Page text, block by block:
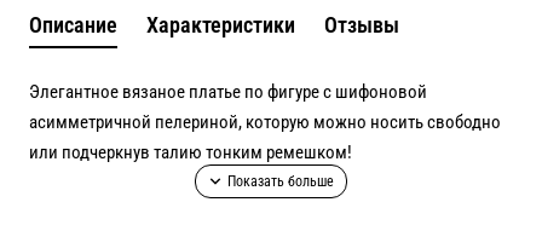
Описание Характеристики Отзывы
Элегантное вязаное платье по фигуре с шифоновой
асимметричной пелериной, которую можно носить свободно
или подчеркнув талию тонким ремешком!